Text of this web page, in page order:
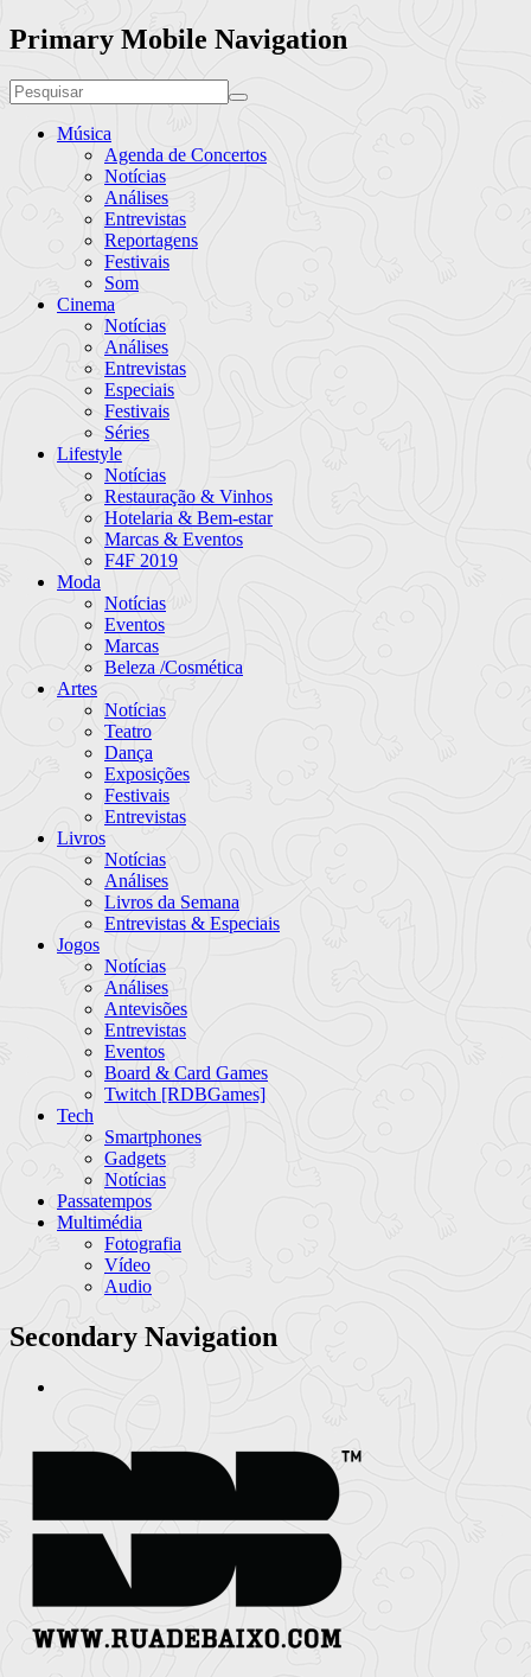
Primary Mobile Navigation
Música
Agenda de Concertos
Notícias
Análises
Entrevistas
Reportagens
Festivais
Som
Cinema
Notícias
Análises
Entrevistas
Especiais
Festivais
Séries
Lifestyle
Notícias
Restauração & Vinhos
Hotelaria & Bem-estar
Marcas & Eventos
F4F 2019
Moda
Notícias
Eventos
Marcas
Beleza /Cosmética
Artes
Notícias
Teatro
Dança
Exposições
Festivais
Entrevistas
Livros
Notícias
Análises
Livros da Semana
Entrevistas & Especiais
Jogos
Notícias
Análises
Antevisões
Entrevistas
Eventos
Board & Card Games
Twitch [RDBGames]
Tech
Smartphones
Gadgets
Notícias
Passatempos
Multimédia
Fotografia
Vídeo
Audio
Secondary Navigation